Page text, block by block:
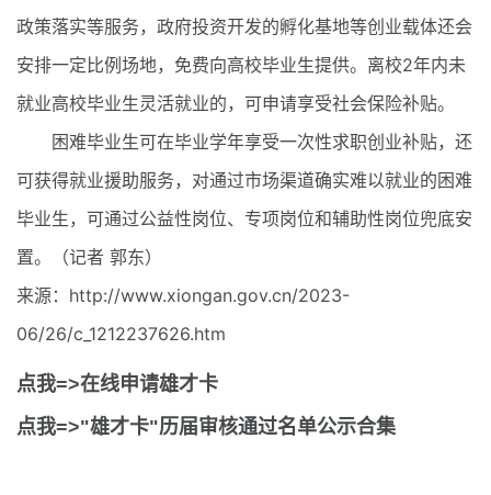
政策落实等服务，政府投资开发的孵化基地等创业载体还会
安排一定比例场地，免费向高校毕业生提供。离校2年内未
就业高校毕业生灵活就业的，可申请享受社会保险补贴。
困难毕业生可在毕业学年享受一次性求职创业补贴，还
可获得就业援助服务，对通过市场渠道确实难以就业的困难
毕业生，可通过公益性岗位、专项岗位和辅助性岗位兜底安
置。（记者 郭东）
来源：http://www.xiongan.gov.cn/2023-
06/26/c_1212237626.htm
点我=>在线申请雄才卡
点我=>"雄才卡"历届审核通过名单公示合集